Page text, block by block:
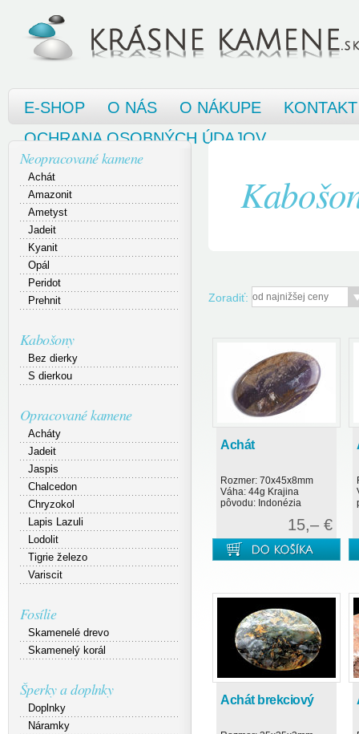
E-SHOP O NÁS O NÁKUPE
KONTAKT
OCHRANA OSOBNÝCH ÚDAJOV
Neopracované kamene
Achát
Amazonit
Ametyst
Jadeit
Kyanit
Opál
Peridot
Prehnit
Kabošony
Bez dierky
S dierkou
Opracované kamene
Acháty
Jadeit
Jaspis
Chalcedon
Chryzokol
Lapis Lazuli
Lodolit
Tigrie železo
Variscit
Fosílie
Skamenelé drevo
Skamenelý korál
Šperky a doplnky
Doplnky
Náramky
Zoradiť:
Achát
Rozmer: 70x45x8mm
Váha: 44g Krajina
pôvodu: Indonézia
15,– €
Achát brekciový